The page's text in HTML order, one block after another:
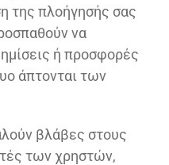
της πλοήγησής σας
να
ή προσφορές
άπτονται των
βλάβες στους
των χρηστών,